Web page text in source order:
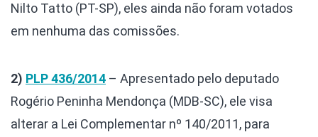
Nilto Tatto (PT-SP), eles ainda não foram votados
em nenhuma das comissões.
2) PLP 436/2014 – Apresentado pelo deputado
Rogério Peninha Mendonça (MDB-SC), ele visa
alterar a Lei Complementar nº 140/2011, para